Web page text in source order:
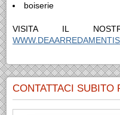
boiserie
VISITA IL
CONTATTACI SUBITO